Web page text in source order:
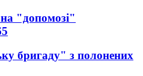
"допомозі"
бригаду" з полонених